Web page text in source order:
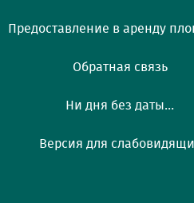
Предоставление в аренду
Обратная связь
Ни дня без даты...
Версия для